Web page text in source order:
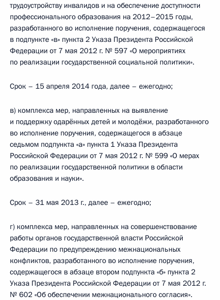
трудоустройству инвалидов и на обеспечение доступности
профессионального образования на 2012–2015 годы,
разработанного во исполнение поручения, содержащегося
в подпункте «в» пункта 2 Указа Президента Российской
Федерации от 7 мая 2012 г. № 597 «О мероприятиях
по реализации государственной социальной политики».
Срок – 15 апреля 2014 года, далее – ежегодно;
в) комплекса мер, направленных на выявление
и поддержку одарённых детей и молодёжи, разработанного
во исполнение поручения, содержащегося в абзаце
седьмом подпункта «а» пункта 1 Указа Президента
Российской Федерации от 7 мая 2012 г. № 599 «О мерах
по реализации государственной политики в области
образования и науки».
Срок – 31 мая 2013 г., далее – ежегодно;
г) комплекса мер, направленных на совершенствование
работы органов государственной власти Российской
Федерации по предупреждению межнациональных
конфликтов, разработанного во исполнение поручения,
содержащегося в абзаце втором подпункта «б» пункта 2
Указа Президента Российской Федерации от 7 мая 2012 г.
№ 602 «Об обеспечении межнационального согласия».